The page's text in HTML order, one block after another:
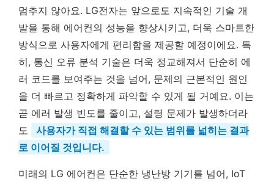
멈추지 않아요. LG전자는 앞으로도 지속적인 기술 개
발을 통해 에어컨의 성능을 향상시키고, 더욱 스마트한
방식으로 사용자에게 편리함을 제공할 예정이에요. 특
히, 통신 오류 분석 기술은 더욱 정교해져서 단순히 에
러 코드를 보여주는 것을 넘어, 문제의 근본적인 원인
을 더 빠르고 정확하게 파악할 수 있게 될 거예요. 이는
곧 에러 발생 빈도를 줄이고, 설령 문제가 발생하더라
도
사용자가 직접 해결할 수 있는 범위를 넓히는 결과
로 이어질 것입니다.
미래의 LG 에어컨은 단순한 냉난방 기기를 넘어, IoT